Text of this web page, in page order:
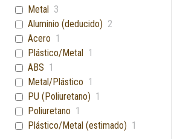
Soporte de Anillo
Magnético 1
Metal 3
Aluminio (deducido) 2
Acero 1
Plástico/Metal 1
ABS 1
Metal/Plástico 1
PU (Poliuretano) 1
Poliuretano 1
Plástico/Metal (estimado) 1